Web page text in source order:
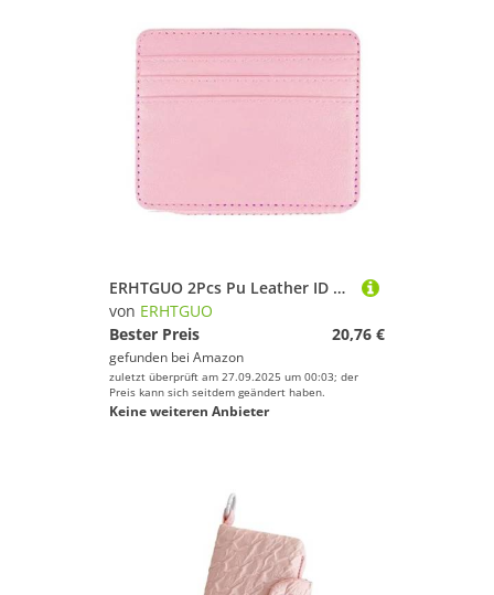
ERHTGUO 2Pcs Pu Leather ID Card Holder Candy Color Bank Credit Box Multi Slot Slim Case Wallet Women Business Cover(Pink)
von ERHTGUO
Bester Preis
20,76 €
gefunden bei Amazon
zuletzt überprüft am 27.09.2025 um 00:03; der
Preis kann sich seitdem geändert haben.
Keine weiteren Anbieter